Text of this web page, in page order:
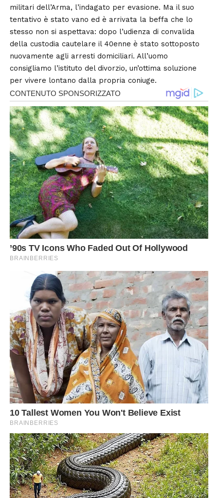
militari dell’Arma, l’indagato per evasione. Ma il suo
tentativo è stato vano ed è arrivata la beffa che lo
stesso non si aspettava: dopo l’udienza di convalida
della custodia cautelare il 40enne è stato sottoposto
nuovamente agli arresti domiciliari. All’uomo
consigliamo l’istituto del divorzio, un’ottima soluzione
per vivere lontano dalla propria coniuge.